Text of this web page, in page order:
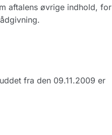
aftalens øvrige indhold, for
fra den 09.11.2009 er